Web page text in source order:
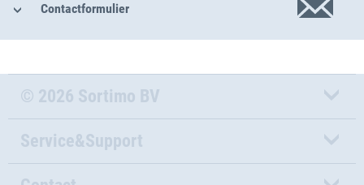
Contactformulier
© 2026 Sortimo BV
Service&Support